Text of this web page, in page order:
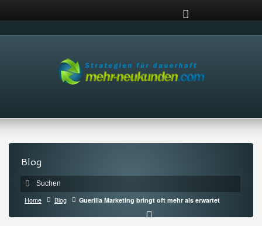
Blog
Home Blog Guerilla Marketing bringt oft mehr als erwartet